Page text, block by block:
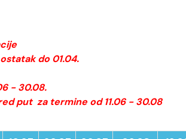
do 01.04.
- 30.08.
put za termine od11.06 - 30.08